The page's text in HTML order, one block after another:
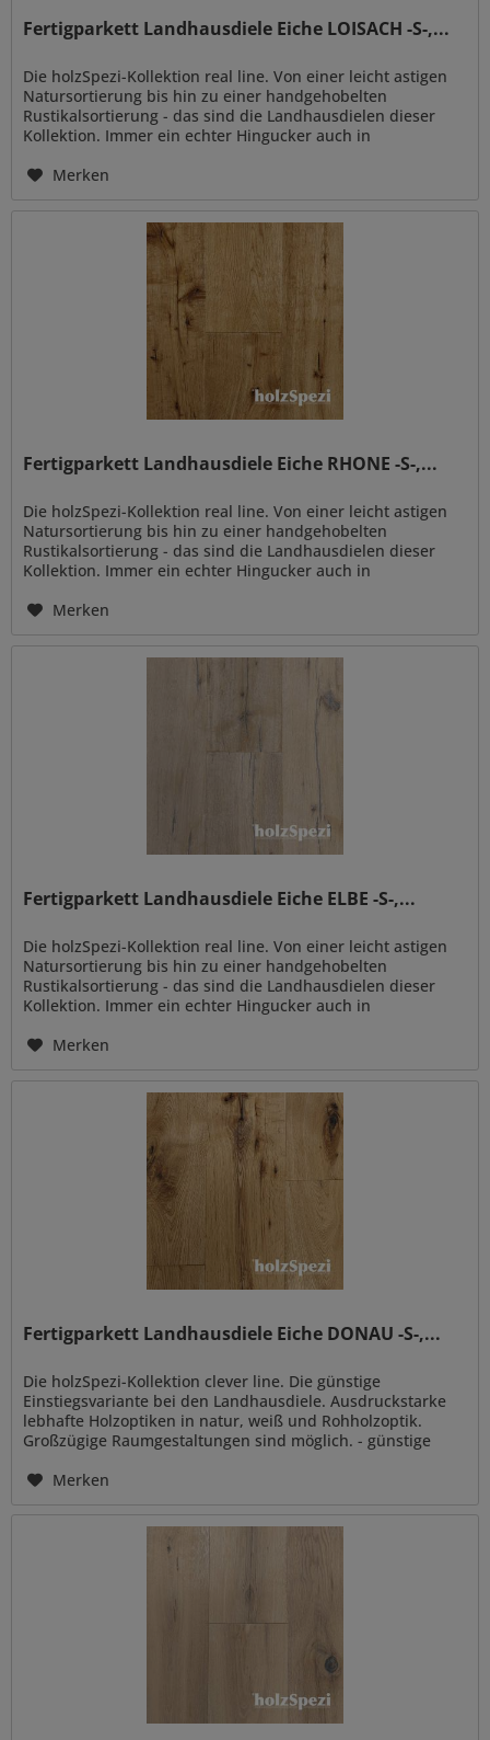
Fertigparkett Landhausdiele Eiche LOISACH -S-,...
Die holzSpezi-Kollektion real line. Von einer leicht astigen
Natursortierung bis hin zu einer handgehobelten
Rustikalsortierung - das sind die Landhausdielen dieser
Kollektion. Immer ein echter Hingucker auch in
Merken
Fertigparkett Landhausdiele Eiche RHONE -S-,...
Die holzSpezi-Kollektion real line. Von einer leicht astigen
Natursortierung bis hin zu einer handgehobelten
Rustikalsortierung - das sind die Landhausdielen dieser
Kollektion. Immer ein echter Hingucker auch in
Merken
Fertigparkett Landhausdiele Eiche ELBE -S-,...
Die holzSpezi-Kollektion real line. Von einer leicht astigen
Natursortierung bis hin zu einer handgehobelten
Rustikalsortierung - das sind die Landhausdielen dieser
Kollektion. Immer ein echter Hingucker auch in
Merken
Fertigparkett Landhausdiele Eiche DONAU -S-,...
Die holzSpezi-Kollektion clever line. Die günstige
Einstiegsvariante bei den Landhausdiele. Ausdruckstarke
lebhafte Holzoptiken in natur, weiß und Rohholzoptik.
Großzügige Raumgestaltungen sind möglich. - günstige
Merken